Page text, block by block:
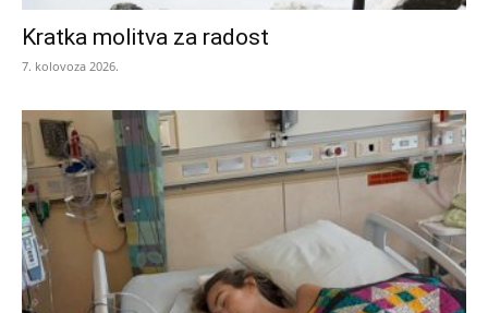
Kratka molitva za radost
7. kolovoza 2026.